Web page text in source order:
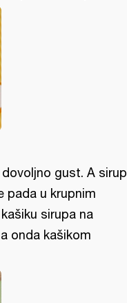
gust. A sirup
pada u krupnim
sirupa na
onda kašikom